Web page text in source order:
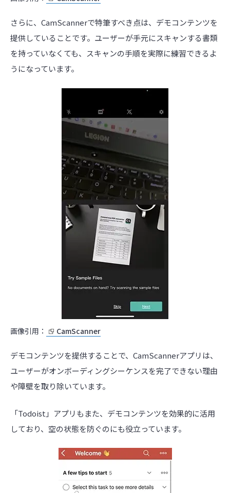
さらに、CamScannerで特筆すべき点は、デモコンテンツを
提供していることです。ユーザーが手元にスキャンする書類
を持っていなくても、スキャンの手順を実際に練習できるよ
うになっています。
画像引用： CamScanner
デモコンテンツを提供することで、CamScannerアプリは、
ユーザーがオンボーディングシーケンスを完了できない理由
や障壁を取り除いています。
「Todoist」アプリもまた、デモコンテンツを効果的に活用
しており、空の状態を防ぐのにも役立っています。